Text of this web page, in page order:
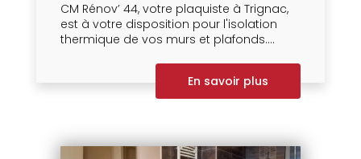
CM Rénov’ 44, votre plaquiste à Trignac,
est à votre disposition pour l'isolation
thermique de vos murs et plafonds....
En savoir plus